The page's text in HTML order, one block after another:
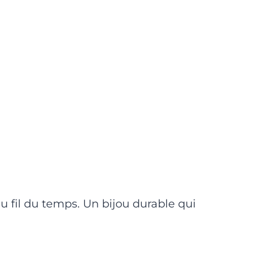
fil du temps. Un bijou durable qui